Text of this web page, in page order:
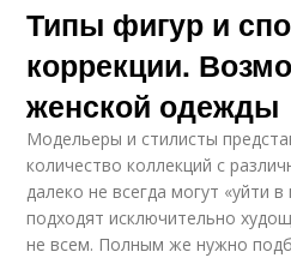
Типы фигур и
коррекции.
женской одежды
Модельеры и стилисты
количество коллекций с
далеко не всегда могут «уйти
подходят исключительно
не всем. Полным же нужно